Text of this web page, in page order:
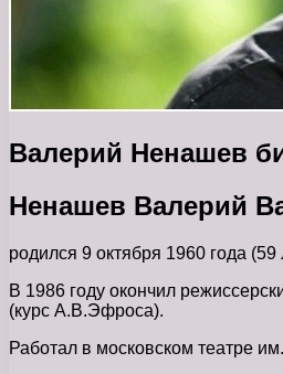
Валерий Ненашев
Ненашев Валерий
родился 9 октября 1960 года
В 1986 году окончил
(курс А.В.Эфроса).
Работал в московском театре